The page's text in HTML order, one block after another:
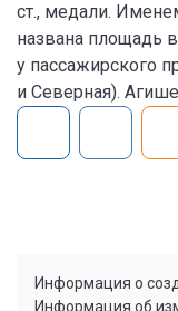
ст., медали.
названа площадь
у пассажирского
и Северная).
Информация о
Информация об